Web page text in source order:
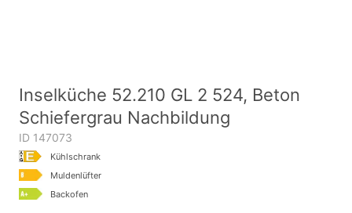
Inselküche 52.210 GL 2 524, Beton
Schiefergrau Nachbildung
ID 147073
Kühlschrank
Muldenlüfter
Backofen